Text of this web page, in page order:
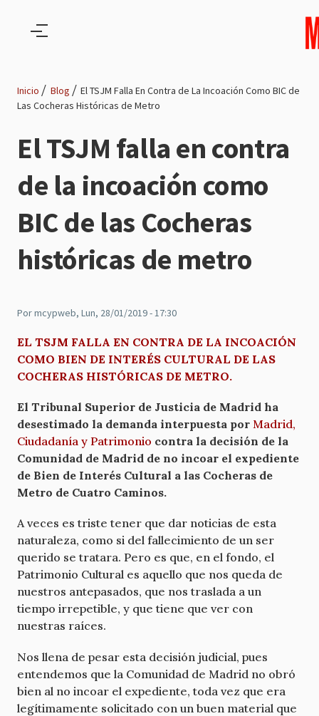
de
navegación
Inicio Blog
El TSJM Falla En Contra de La Incoación Como BIC de
Las Cocheras Históricas de Metro
El TSJM falla en contra
de la incoación como
BIC de las Cocheras
históricas de metro
Pormcypweb, Lun, 28/01/2019 - 17:30
EL TSJM FALLA EN CONTRA DE LA INCOACIÓN
COMO BIEN DE INTERÉS CULTURAL DE LAS
COCHERAS HISTÓRICAS DE METRO.
El Tribunal Superior de Justicia de Madrid ha
desestimado la demanda interpuesta por Madrid,
Ciudadanía y Patrimonio contra la decisión de la
Comunidad de Madrid de no incoar el expediente
de Bien de Interés Cultural a las Cocheras de
Metro de Cuatro Caminos.
A veces es triste tener que dar noticias de esta
naturaleza, como si del fallecimiento de un ser
querido se tratara. Pero es que, en el fondo, el
Patrimonio Cultural es aquello que nos queda de
nuestros antepasados, que nos traslada a un
tiempo irrepetible, y que tiene que ver con
nuestras raíces.
Nos llena de pesar esta decisión judicial, pues
entendemos que la Comunidad de Madrid no obró
bien al no incoar el expediente, toda vez que era
legítimamente solicitado con un buen material que